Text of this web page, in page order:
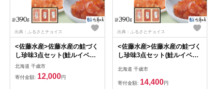
出典：ふるさとチョイス
<佐藤水産>佐藤水産の鮭づく
し珍味3点セット(鮭ルイベ
漬・秋鮭石狩味・サーモンオ
リーブ)[高島屋選定品]
北海道 千歳市
寄付金額: 12,000円
出典：ふるさとチョイス
<佐藤水産>佐藤水産の鮭づく
し珍味3点セット(鮭ルイベ
リーブ)[高島屋選定品]
北海道 千歳市
寄付金額: 14,400円